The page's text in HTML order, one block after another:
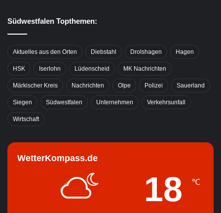
Südwestfalen Topthemen:
Aktuelles aus den Orten Diebstahl Drolshagen Hagen
HSK Iserlohn Lüdenscheid MK Nachrichten
Märkischer Kreis Nachrichten Olpe Polizei Sauerland
Siegen Südwestfalen Unternehmen Verkehrsunfall
Wirtschaft
WetterKompass.de
18 ℃